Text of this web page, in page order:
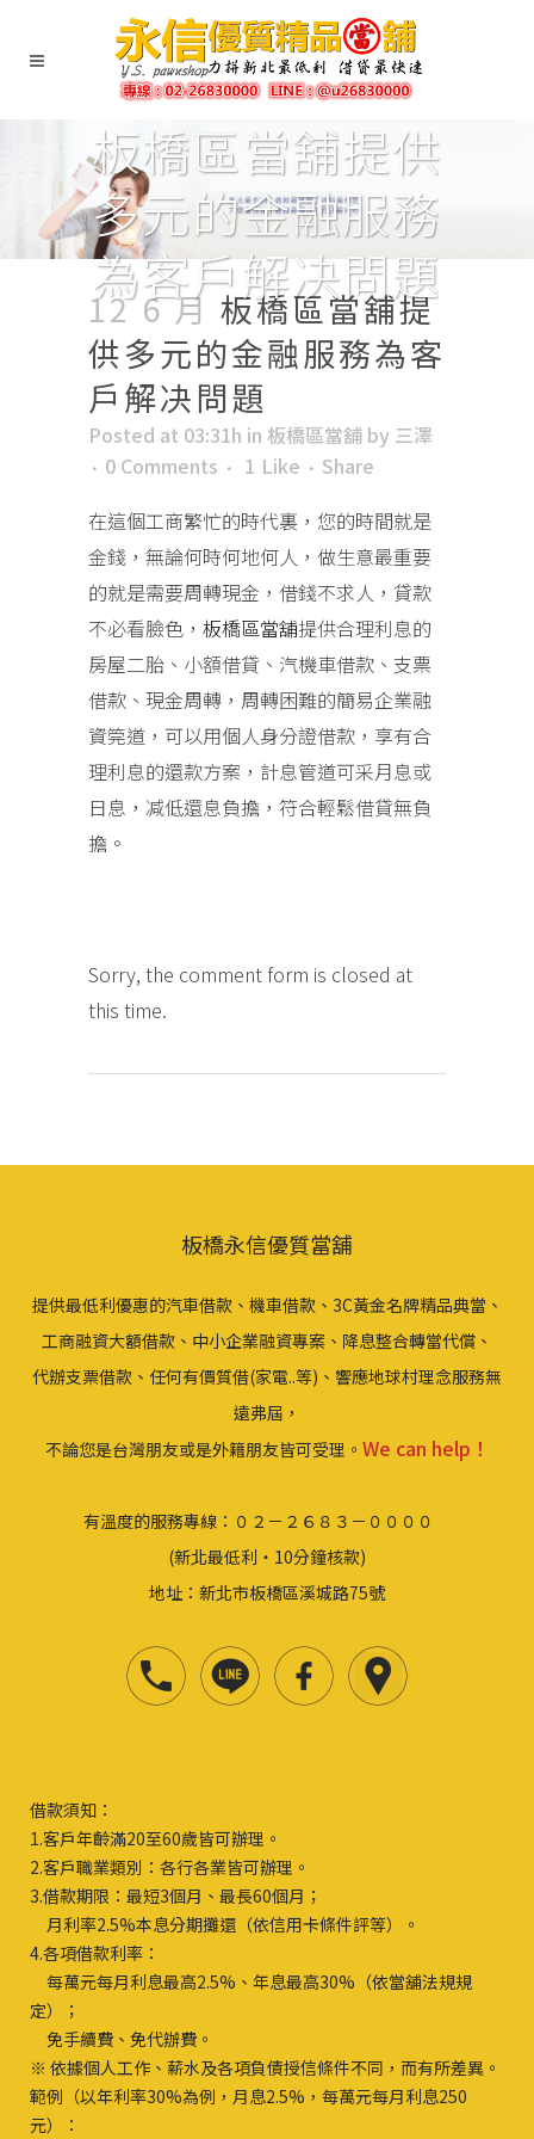
板橋區當舖提供
多元的金融服務
為客戶解决問題
12 6 月 板橋區當舖提
供多元的金融服務為客
戶解决問題
Posted at 03:31h in 板橋區當舖 by 三澤
0 Comments
1 Like
Share
在這個工商繁忙的時代裏，您的時間就是
金錢，無論何時何地何人，做生意最重要
的就是需要周轉現金，借錢不求人，貸款
不必看臉色， 板橋區當舖提供合理利息的
房屋二胎、小額借貸、汽機車借款、支票
借款、現金周轉，周轉困難的簡易企業融
資筦道，可以用個人身分證借款，享有合
理利息的還款方案，計息管道可采月息或
日息，减低還息負擔，符合輕鬆借貸無負
擔。
Sorry, the comment form is closed at
this time.
板橋永信優質當舖
提供最低利優惠的汽車借款、機車借款、3C黃金名牌精品典當、
工商融資大額借款、中小企業融資專案、降息整合轉當代償、
代辦支票借款、任何有價質借(家電..等)、響應地球村理念服務無
遠弗屆，
不論您是台灣朋友或是外籍朋友皆可受理。 We can help！
有溫度的服務專線：０２－２６８３－００００
(新北最低利‧10分鐘核款)
地址：新北市板橋區溪城路75號
借款須知：
1.客戶年齡滿20至60歲皆可辦理。
2.客戶職業類別：各行各業皆可辦理。
3.借款期限：最短3個月、最長60個月；
月利率2.5%本息分期攤還（依信用卡條件評等）。
4.各項借款利率：
每萬元每月利息最高2.5%、年息最高30%（依當舖法規規
定）；
免手續費、免代辦費。
※ 依據個人工作、薪水及各項負債授信條件不同，而有所差異。
範例（以年利率30%為例，月息2.5%，每萬元每月利息250
元）：